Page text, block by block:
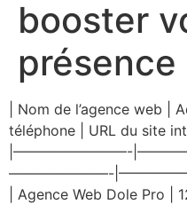
booster
présence
| Nom de l’agence web |
téléphone | URL du site
|————————-
———————-
| Agence Web Dole Pro |